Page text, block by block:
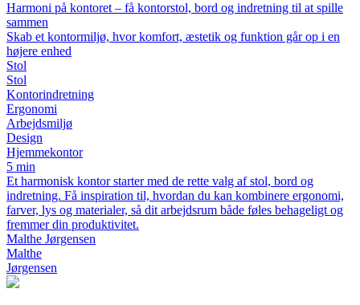
Harmoni på kontoret – få kontorstol, bord og indretning til at spille
sammen
Skab et kontormiljø, hvor komfort, æstetik og funktion går op i en
højere enhed
Stol
Stol
Kontorindretning
Ergonomi
Arbejdsmiljø
Design
Hjemmekontor
5 min
Et harmonisk kontor starter med de rette valg af stol, bord og
indretning. Få inspiration til, hvordan du kan kombinere ergonomi,
farver, lys og materialer, så dit arbejdsrum både føles behageligt og
fremmer din produktivitet.
Malthe Jørgensen
Malthe
Jørgensen